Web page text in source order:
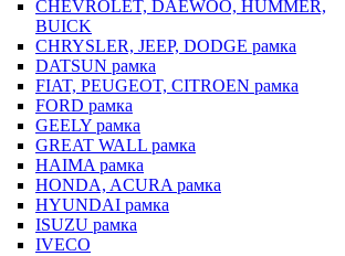
CHEVROLET, DAEWOO, HUMMER,
BUICK
CHRYSLER, JEEP, DODGE рамка
DATSUN рамка
FIAT, PEUGEOT, CITROEN рамка
FORD рамка
GEELY рамка
GREAT WALL рамка
HAIMA рамка
HONDA, ACURA рамка
HYUNDAI рамка
ISUZU рамка
IVECO